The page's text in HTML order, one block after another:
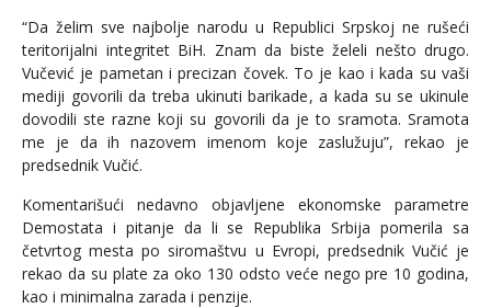
“Da želim sve najbolje narodu u Republici Srpskoj ne rušeći
teritorijalni integritet BiH. Znam da biste želeli nešto drugo.
Vučević je pametan i precizan čovek. To je kao i kada su vaši
mediji govorili da treba ukinuti barikade, a kada su se ukinule
dovodili ste razne koji su govorili da je to sramota. Sramota
me je da ih nazovem imenom koje zaslužuju”, rekao je
predsednik Vučić.
Komentarišući nedavno objavljene ekonomske parametre
Demostata i pitanje da li se Republika Srbija pomerila sa
četvrtog mesta po siromaštvu u Evropi, predsednik Vučić je
rekao da su plate za oko 130 odsto veće nego pre 10 godina,
kao i minimalna zarada i penzije.